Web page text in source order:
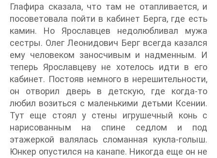
Глафира сказала, что там не отапливается, и
посоветовала пойти в кабинет Берга, где есть
камин. Но Ярославцев недолюбливал мужа
сестры. Олег Леонидович Берг всегда казался
ему человеком заносчивым и надменным. И
теперь Ярославцеву не хотелось идти в его
кабинет. Постояв немного в нерешительности,
он отворил дверь в детскую, где когда-то
любил возиться с маленькими детьми Ксении.
Тут еще стоял у стены игрушечный конь с
нарисованным на спине седлом и под
этажеркой валялась сломанная кукла-голыш.
Юнкер опустился на канапе. Никогда еще он не